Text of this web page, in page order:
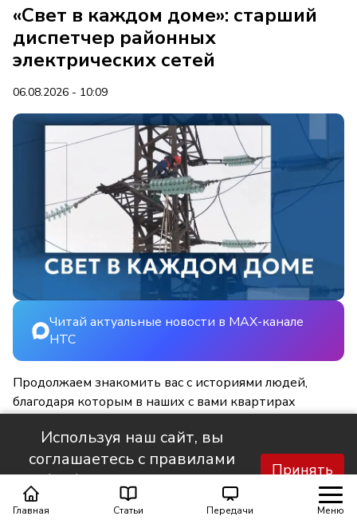
Главная Статьи Передачи Меню
«Свет в каждом доме»: старший
диспетчер районных
электрических сетей
06.08.2026 - 10:09
Читай актуальные новости в MAX-канале
НТС
Продолжаем знакомить вас с историями людей,
благодаря которым в наших с вами квартирах
Используя наш сайт, вы
соглашаетесь с правилами
обработки персональных
данных.
Принять